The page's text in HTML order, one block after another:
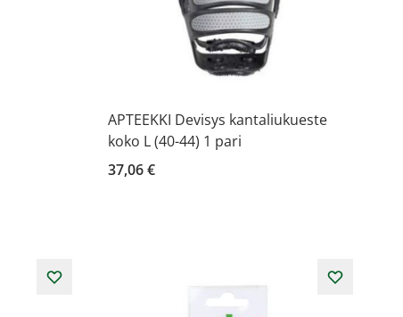
APTEEKKI Devisys kantaliukueste
koko L (40-44) 1 pari
37,06 €